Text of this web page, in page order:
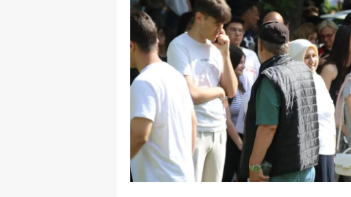
Rize
Sakarya
Samsun
Siirt
Sinop
Sivas